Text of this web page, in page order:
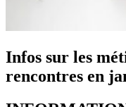
Infos sur les
rencontres en